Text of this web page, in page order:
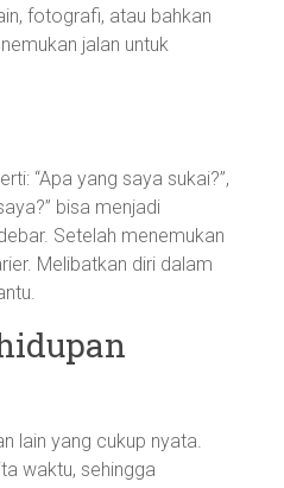
fotografi, atau bahkan
jalan untuk
“Apa yang saya sukai?”,
bisa menjadi
Setelah menemukan
Melibatkan diri dalam
lain yang cukup nyata.
waktu, sehingga